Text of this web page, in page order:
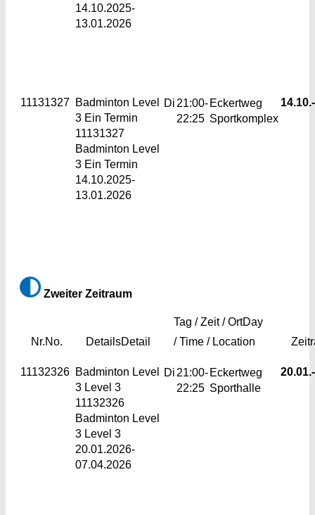
14.10.2025-
13.01.2026
11131327 Badminton Level
3 Ein Termin
11131327
Badminton Level
3 Ein Termin
14.10.2025-
13.01.2026
Di 21:00-
22:25
Eckertweg
Sportkomplex
14.10.-
Zweiter Zeitraum
Nr.No. DetailsDetail
Tag / Zeit / OrtDay
/ Time / Location
11132326 Badminton Level
3 Level 3
11132326
Badminton Level
3 Level 3
20.01.2026-
07.04.2026
Di 21:00-
22:25
Eckertweg
Sporthalle
20.01.-